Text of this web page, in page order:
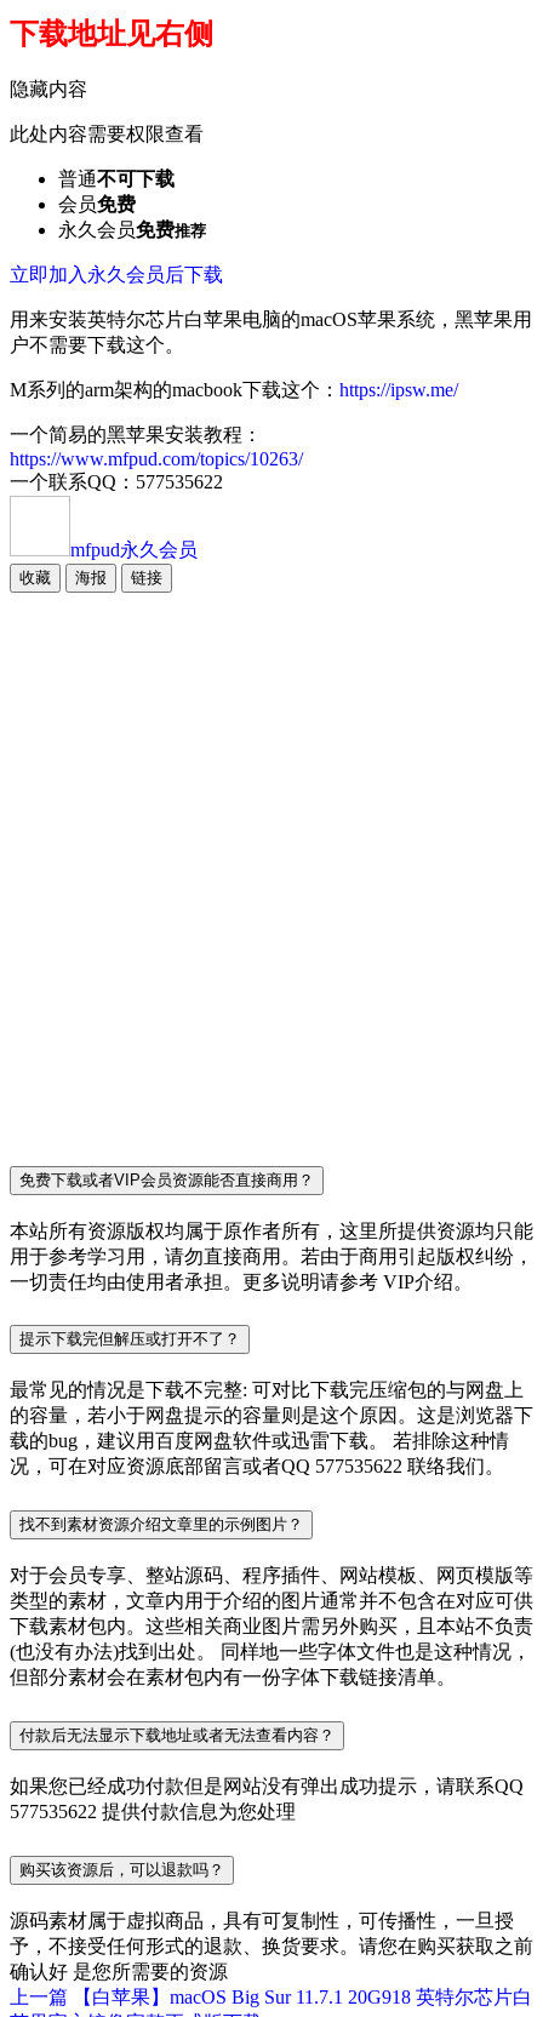
下载地址见右侧
隐藏内容
此处内容需要权限查看
普通不可下载
会员免费
永久会员免费推荐
立即加入永久会员后下载
用来安装英特尔芯片白苹果电脑的macOS苹果系统，黑苹果用
户不需要下载这个。
M系列的arm架构的macbook下载这个： https://ipsw.me/
一个简易的黑苹果安装教程：
https://www.mfpud.com/topics/10263/
一个联系QQ：577535622
mfpud永久会员
收藏 海报 链接
免费下载或者VIP会员资源能否直接商用？
本站所有资源版权均属于原作者所有，这里所提供资源均只能
用于参考学习用，请勿直接商用。若由于商用引起版权纠纷，
一切责任均由使用者承担。更多说明请参考 VIP介绍。
提示下载完但解压或打开不了？
最常见的情况是下载不完整: 可对比下载完压缩包的与网盘上
的容量，若小于网盘提示的容量则是这个原因。这是浏览器下
载的bug，建议用百度网盘软件或迅雷下载。 若排除这种情
况，可在对应资源底部留言或者QQ 577535622 联络我们。
找不到素材资源介绍文章里的示例图片？
对于会员专享、整站源码、程序插件、网站模板、网页模版等
类型的素材，文章内用于介绍的图片通常并不包含在对应可供
下载素材包内。这些相关商业图片需另外购买，且本站不负责
(也没有办法)找到出处。 同样地一些字体文件也是这种情况，
但部分素材会在素材包内有一份字体下载链接清单。
付款后无法显示下载地址或者无法查看内容？
如果您已经成功付款但是网站没有弹出成功提示，请联系QQ
577535622 提供付款信息为您处理
购买该资源后，可以退款吗？
源码素材属于虚拟商品，具有可复制性，可传播性，一旦授
予，不接受任何形式的退款、换货要求。请您在购买获取之前
确认好 是您所需要的资源
上一篇
【白苹果】macOS Big Sur 11.7.1 20G918 英特尔芯片白